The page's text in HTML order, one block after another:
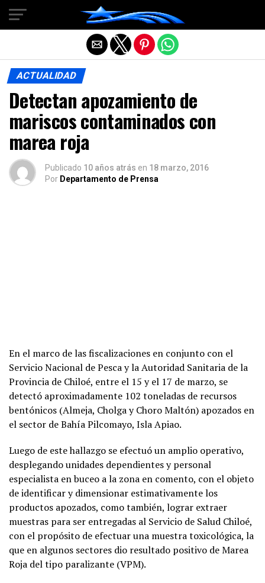
ACTUALIDAD
Detectan apozamiento de
mariscos contaminados con
marea roja
Publicado 10 años atrás en 18 marzo, 2016
Por Departamento de Prensa
En el marco de las fiscalizaciones en conjunto con el
Servicio Nacional de Pesca y la Autoridad Sanitaria de la
Provincia de Chiloé, entre el 15 y el 17 de marzo, se
detectó aproximadamente 102 toneladas de recursos
bentónicos (Almeja, Cholga y Choro Maltón) apozados en
el sector de Bahía Pilcomayo, Isla Apiao.
Luego de este hallazgo se efectuó un amplio operativo,
desplegando unidades dependientes y personal
especialista en buceo a la zona en comento, con el objeto
de identificar y dimensionar estimativamente los
productos apozados, como también, lograr extraer
muestras para ser entregadas al Servicio de Salud Chiloé,
con el propósito de efectuar una muestra toxicológica, la
que en algunos sectores dio resultado positivo de Marea
Roja del tipo paralizante (VPM).
Salir de la versión móvil